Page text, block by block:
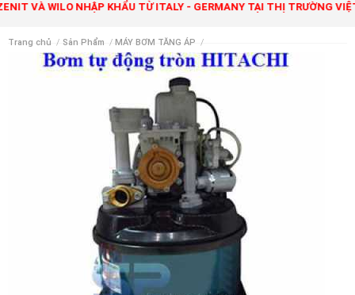
WILO NHẬP KHẨU TỪ ITALY - GERMANY TẠI THỊ TRƯỜNG VIỆT
Trang chủ / Sản Phẩm / MÁY BƠM TĂNG ÁP /